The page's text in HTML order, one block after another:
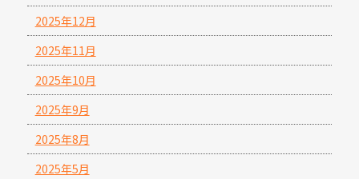
2025年12月
2025年11月
2025年10月
2025年9月
2025年8月
2025年5月